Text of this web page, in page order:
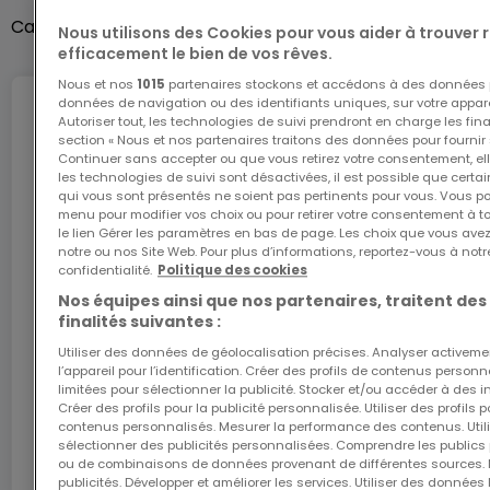
Cave
Oui
Internet
L'internet Giga : l'Internet à domicile
Bénéficiez d’1 mois d’internet gratuit avec le code
ATHOME26 sur le réseau le plus rapide du
Luxembourg.
En partenariat avec
Nous utilisons des Cookies pour vous aider à trouver
efficacement le bien de vos rêves.
Nous et nos 1015 partenaires stockons et accédons à des
données de navigation ou des identifiants uniques, sur votre
Autoriser tout, les technologies de suivi prendront en charge les
section « Nous et nos partenaires traitons des données pour fournir
Continuer sans accepter ou que vous retirez votre consentement,
les technologies de suivi sont désactivées, il est possible que
qui vous sont présentés ne soient pas pertinents pour vous. Vous
menu pour modifier vos choix ou pour retirer votre consentement à
le lien Gérer les paramètres en bas de page. Les choix que vous
notre ou nos Site Web. Pour plus d’informations, reportez-vous à
confidentialité. Politique des cookies
Nos équipes ainsi que nos partenaires, traitent
finalités suivantes :
Utiliser des données de géolocalisation précises. Analyser
l’appareil pour l’identification. Créer des profils de contenus
limitées pour sélectionner la publicité. Stocker et/ou accéder à des
Créer des profils pour la publicité personnalisée. Utiliser des profils
contenus personnalisés. Mesurer la performance des contenus.
sélectionner des publicités personnalisées. Comprendre les
ou de combinaisons de données provenant de différentes sources.
publicités. Développer et améliorer les services. Utiliser des